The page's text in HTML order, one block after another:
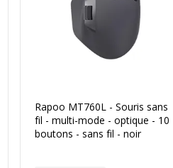
Rapoo MT760L - Souris sans
fil - multi-mode - optique - 10
boutons - sans fil - noir